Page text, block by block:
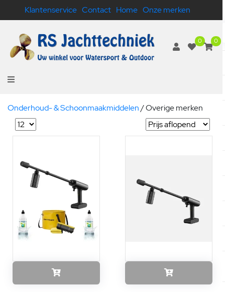
Klantenservice Contact Home Onze merken
0 0
Onderhoud- & Schoonmaakmiddelen/Overige merken